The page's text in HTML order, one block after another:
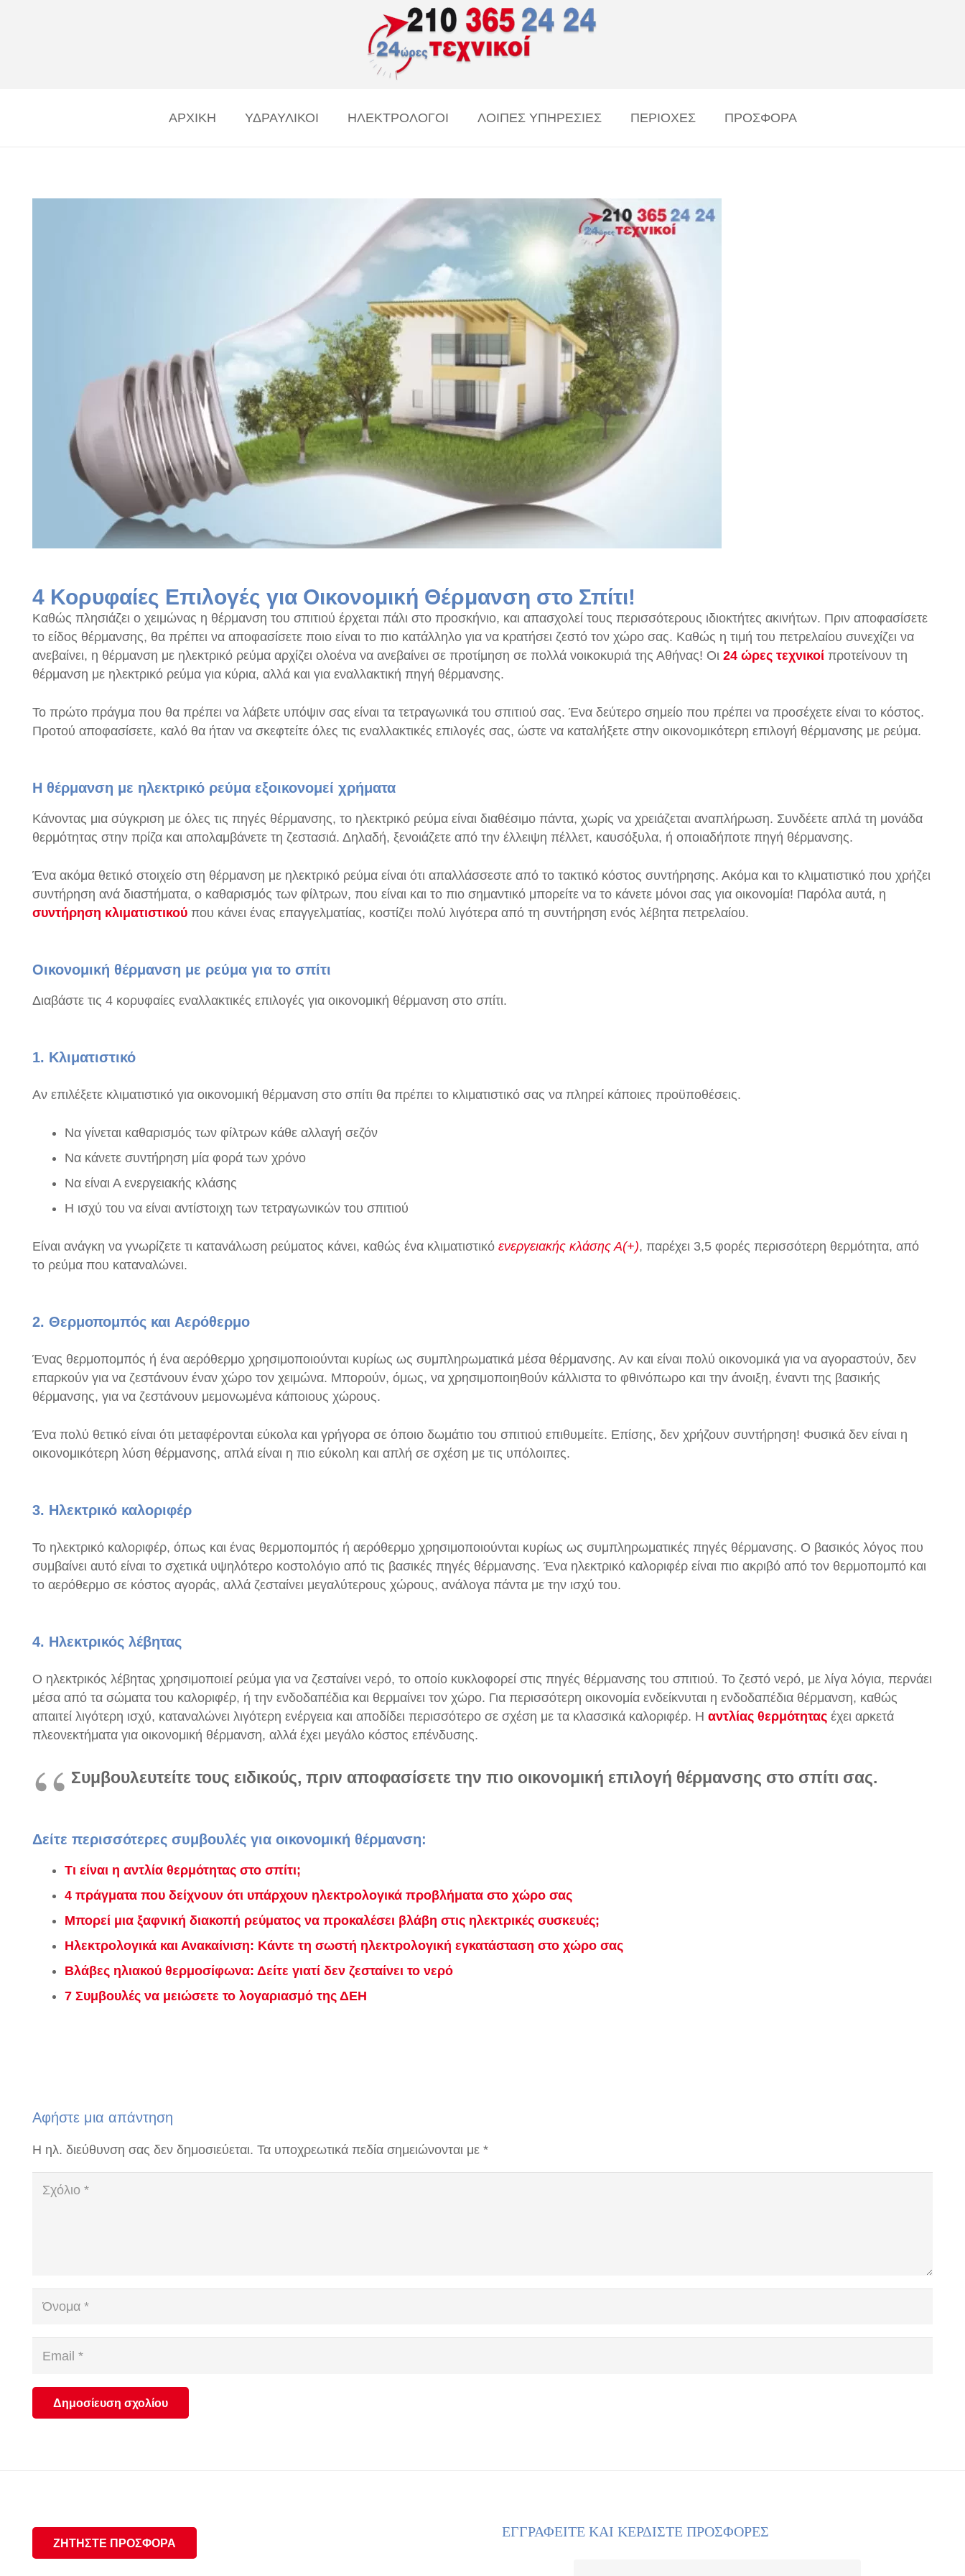
ΑΡΧΙΚΗ ΥΔΡΑΥΛΙΚΟΙ ΗΛΕΚΤΡΟΛΟΓΟΙ ΛΟΙΠΕΣ ΥΠΗΡΕΣΙΕΣ ΠΕΡΙΟΧΕΣ ΠΡΟΣΦΟΡΑ
4 Κορυφαίες Επιλογές για Οικονομική Θέρμανση στο Σπίτι!
Καθώς πλησιάζει ο χειμώνας η θέρμανση του σπιτιού έρχεται πάλι στο προσκήνιο, και απασχολεί τους περισσότερους ιδιοκτήτες ακινήτων. Πριν αποφασίσετε
το είδος θέρμανσης, θα πρέπει να αποφασίσετε ποιο είναι το πιο κατάλληλο για να κρατήσει ζεστό τον χώρο σας. Καθώς η τιμή του πετρελαίου συνεχίζει να
ανεβαίνει, η θέρμανση με ηλεκτρικό ρεύμα αρχίζει ολοένα να ανεβαίνει σε προτίμηση σε πολλά νοικοκυριά της Αθήνας! Οι 24 ώρες τεχνικοί προτείνουν τη
θέρμανση με ηλεκτρικό ρεύμα για κύρια, αλλά και για εναλλακτική πηγή θέρμανσης.
Το πρώτο πράγμα που θα πρέπει να λάβετε υπόψιν σας είναι τα τετραγωνικά του σπιτιού σας. Ένα δεύτερο σημείο που πρέπει να προσέχετε είναι το κόστος.
Προτού αποφασίσετε, καλό θα ήταν να σκεφτείτε όλες τις εναλλακτικές επιλογές σας, ώστε να καταλήξετε στην οικονομικότερη επιλογή θέρμανσης με ρεύμα.
Η θέρμανση με ηλεκτρικό ρεύμα εξοικονομεί χρήματα
Κάνοντας μια σύγκριση με όλες τις πηγές θέρμανσης, το ηλεκτρικό ρεύμα είναι διαθέσιμο πάντα, χωρίς να χρειάζεται αναπλήρωση. Συνδέετε απλά τη μονάδα
θερμότητας στην πρίζα και απολαμβάνετε τη ζεστασιά. Δηλαδή, ξενοιάζετε από την έλλειψη πέλλετ, καυσόξυλα, ή οποιαδήποτε πηγή θέρμανσης.
Ένα ακόμα θετικό στοιχείο στη θέρμανση με ηλεκτρικό ρεύμα είναι ότι απαλλάσσεστε από το τακτικό κόστος συντήρησης. Ακόμα και το κλιματιστικό που χρήζει
συντήρηση ανά διαστήματα, ο καθαρισμός των φίλτρων, που είναι και το πιο σημαντικό μπορείτε να το κάνετε μόνοι σας για οικονομία! Παρόλα αυτά, η
συντήρηση κλιματιστικού που κάνει ένας επαγγελματίας, κοστίζει πολύ λιγότερα από τη συντήρηση ενός λέβητα πετρελαίου.
Οικονομική θέρμανση με ρεύμα για το σπίτι
Διαβάστε τις 4 κορυφαίες εναλλακτικές επιλογές για οικονομική θέρμανση στο σπίτι.
1. Κλιματιστικό
Αν επιλέξετε κλιματιστικό για οικονομική θέρμανση στο σπίτι θα πρέπει το κλιματιστικό σας να πληρεί κάποιες προϋποθέσεις.
Να γίνεται καθαρισμός των φίλτρων κάθε αλλαγή σεζόν
Να κάνετε συντήρηση μία φορά των χρόνο
Να είναι Α ενεργειακής κλάσης
Η ισχύ του να είναι αντίστοιχη των τετραγωνικών του σπιτιού
Είναι ανάγκη να γνωρίζετε τι κατανάλωση ρεύματος κάνει, καθώς ένα κλιματιστικό ενεργειακής κλάσης Α(+), παρέχει 3,5 φορές περισσότερη θερμότητα, από
το ρεύμα που καταναλώνει.
2. Θερμοπομπός και Αερόθερμο
Ένας θερμοπομπός ή ένα αερόθερμο χρησιμοποιούνται κυρίως ως συμπληρωματικά μέσα θέρμανσης. Αν και είναι πολύ οικονομικά για να αγοραστούν, δεν
επαρκούν για να ζεστάνουν έναν χώρο τον χειμώνα. Μπορούν, όμως, να χρησιμοποιηθούν κάλλιστα το φθινόπωρο και την άνοιξη, έναντι της βασικής
θέρμανσης, για να ζεστάνουν μεμονωμένα κάποιους χώρους.
Ένα πολύ θετικό είναι ότι μεταφέρονται εύκολα και γρήγορα σε όποιο δωμάτιο του σπιτιού επιθυμείτε. Επίσης, δεν χρήζουν συντήρηση! Φυσικά δεν είναι η
οικονομικότερη λύση θέρμανσης, απλά είναι η πιο εύκολη και απλή σε σχέση με τις υπόλοιπες.
3. Ηλεκτρικό καλοριφέρ
Το ηλεκτρικό καλοριφέρ, όπως και ένας θερμοπομπός ή αερόθερμο χρησιμοποιούνται κυρίως ως συμπληρωματικές πηγές θέρμανσης. Ο βασικός λόγος που
συμβαίνει αυτό είναι το σχετικά υψηλότερο κοστολόγιο από τις βασικές πηγές θέρμανσης. Ένα ηλεκτρικό καλοριφέρ είναι πιο ακριβό από τον θερμοπομπό και
το αερόθερμο σε κόστος αγοράς, αλλά ζεσταίνει μεγαλύτερους χώρους, ανάλογα πάντα με την ισχύ του.
4. Ηλεκτρικός λέβητας
Ο ηλεκτρικός λέβητας χρησιμοποιεί ρεύμα για να ζεσταίνει νερό, το οποίο κυκλοφορεί στις πηγές θέρμανσης του σπιτιού. Το ζεστό νερό, με λίγα λόγια, περνάει
μέσα από τα σώματα του καλοριφέρ, ή την ενδοδαπέδια και θερμαίνει τον χώρο. Για περισσότερη οικονομία ενδείκνυται η ενδοδαπέδια θέρμανση, καθώς
απαιτεί λιγότερη ισχύ, καταναλώνει λιγότερη ενέργεια και αποδίδει περισσότερο σε σχέση με τα κλασσικά καλοριφέρ. Η αντλίας θερμότητας έχει αρκετά
πλεονεκτήματα για οικονομική θέρμανση, αλλά έχει μεγάλο κόστος επένδυσης.
Συμβουλευτείτε τους ειδικούς, πριν αποφασίσετε την πιο οικονομική επιλογή θέρμανσης στο σπίτι σας.
Δείτε περισσότερες συμβουλές για οικονομική θέρμανση:
Τι είναι η αντλία θερμότητας στο σπίτι;
4 πράγματα που δείχνουν ότι υπάρχουν ηλεκτρολογικά προβλήματα στο χώρο σας
Μπορεί μια ξαφνική διακοπή ρεύματος να προκαλέσει βλάβη στις ηλεκτρικές συσκευές;
Ηλεκτρολογικά και Ανακαίνιση: Κάντε τη σωστή ηλεκτρολογική εγκατάσταση στο χώρο σας
Βλάβες ηλιακού θερμοσίφωνα: Δείτε γιατί δεν ζεσταίνει το νερό
7 Συμβουλές να μειώσετε το λογαριασμό της ΔΕΗ
Αφήστε μια απάντηση
Η ηλ. διεύθυνση σας δεν δημοσιεύεται. Τα υποχρεωτικά πεδία σημειώνονται με *
Δημοσίευση σχολίου
ΖΗΤΗΣΤΕ ΠΡΟΣΦΟΡΑ
ΕΓΓΡΑΦΕΙΤΕ ΚΑΙ ΚΕΡΔΙΣΤΕ ΠΡΟΣΦΟΡΕΣ